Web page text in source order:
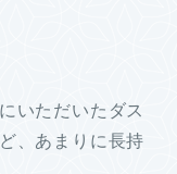
いただいたダス
、あまりに長持